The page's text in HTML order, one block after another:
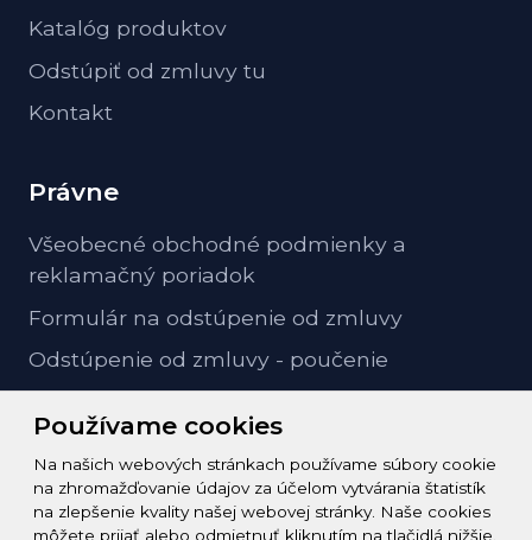
Používame cookies
Na našich webových stránkach používame súbory cookie
na zhromažďovanie údajov za účelom vytvárania štatistík
na zlepšenie kvality našej webovej stránky. Naše cookies
môžete prijať alebo odmietnuť kliknutím na tlačidlá nižšie.
Katalóg produktov
Odstúpiť od zmluvy tu
Kontakt
Právne
Všeobecné obchodné podmienky a
reklamačný poriadok
Formulár na odstúpenie od zmluvy
Odstúpenie od zmluvy - poučenie
Kontakt
info@zeleziarstvo-majster.sk